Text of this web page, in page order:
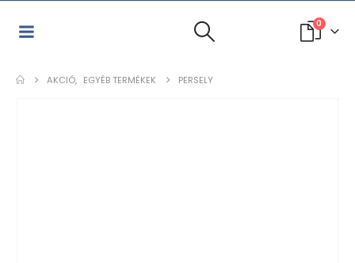
0
AKCIÓ, EGYÉB TERMÉKEK PERSELY